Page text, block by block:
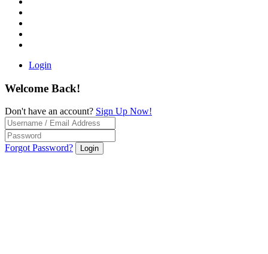
Login
Welcome Back!
Don't have an account? Sign Up Now!
Forgot Password? Login